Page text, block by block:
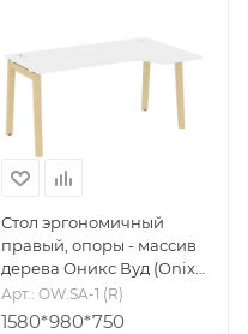
Стол эргономичный
правый, опоры - массив
дерева Оникс Вуд (Onix
Wood) OW.SA-1 (R)
Арт.: OW.SA-1 (R)
1580*980*750